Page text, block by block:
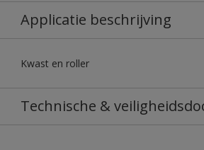
Applicatie beschrijving
Kwast en roller
Technische &